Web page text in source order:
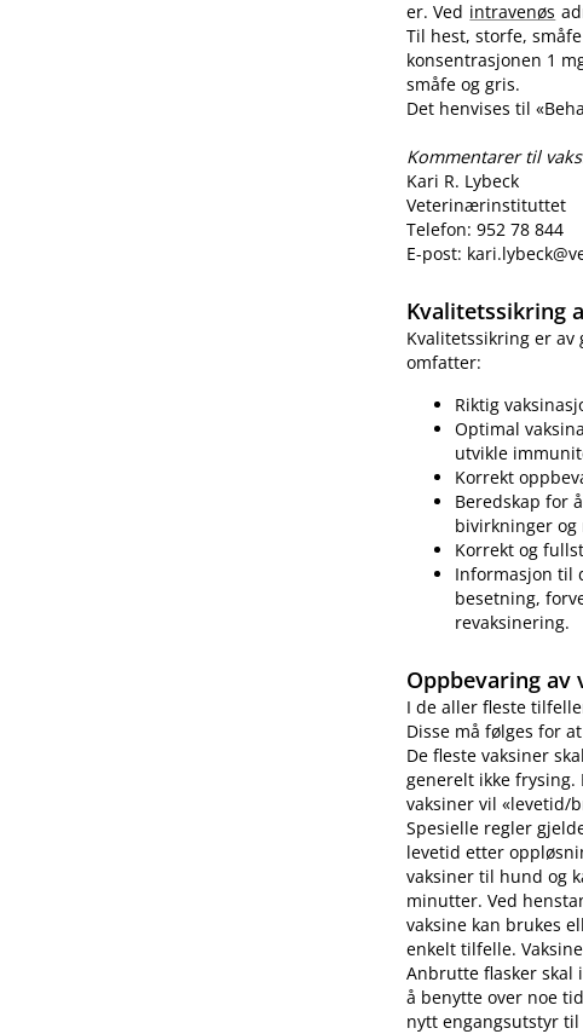
er. Ved intravenøs
Til hest, storfe,
konsentrasjonen 1
småfe og gris.
Det henvises til
Kommentarer til
Kari R. Lybeck
Veterinærinstituttet
Telefon: 952 78 844
E-post:
Kvalitetssikring
Kvalitetssikring er
omfatter:
Riktig
Optimal
utvikle
Korrekt
Beredskap for
bivirkninger
Korrekt og
Informasjon til
besetning,
revaksinering.
Oppbevaring av
I de aller fleste
Disse må følges for
De fleste vaksiner
generelt ikke frysing.
vaksiner vil «levetid​/​
Spesielle regler
levetid etter
vaksiner til hund og
minutter. Ved
vaksine kan brukes
enkelt tilfelle.
Anbrutte flasker skal
å benytte over noe
nytt engangsutstyr